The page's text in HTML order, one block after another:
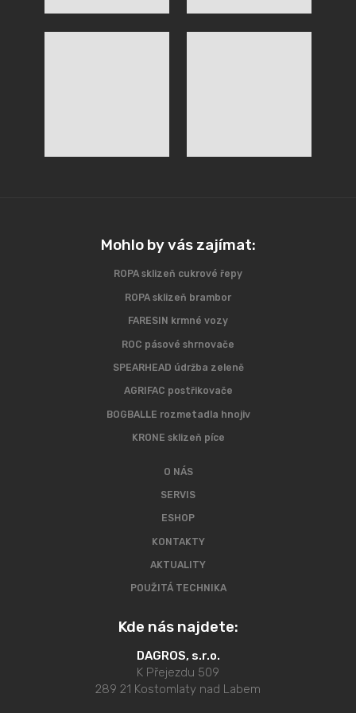
Mohlo by vás zajímat:
ROPA sklizeň cukrové řepy
ROPA sklizeň brambor
FARESIN krmné vozy
ROC pásové shrnovače
SPEARHEAD údržba zeleně
AGRIFAC postřikovače
BOGBALLE rozmetadla hnojiv
KRONE sklizeň píce
O NÁS
SERVIS
ESHOP
KONTAKTY
AKTUALITY
POUŽITÁ TECHNIKA
Kde nás najdete:
DAGROS, s.r.o.
K Přejezdu 509
289 21 Kostomlaty nad Labem